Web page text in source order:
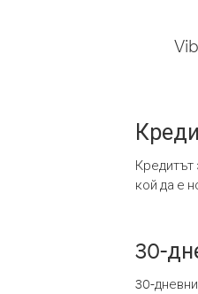
Кредитът
кой да е
30-
30-